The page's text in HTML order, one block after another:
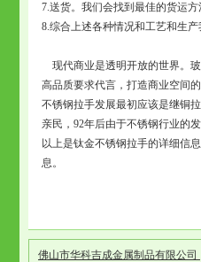
7.送货。我们会找到最佳的货运方
8.综合上述各种情况和工艺和生产
现代商业是透明开放的世界。
高品质要求代言，打造商业空间
不锈钢拉手发展最初应该是继铜
亲民，92年后由于不锈钢行业的
以上是钛金不锈钢拉手的详细信
息。
佛山市华科吉成金属制品有限公司